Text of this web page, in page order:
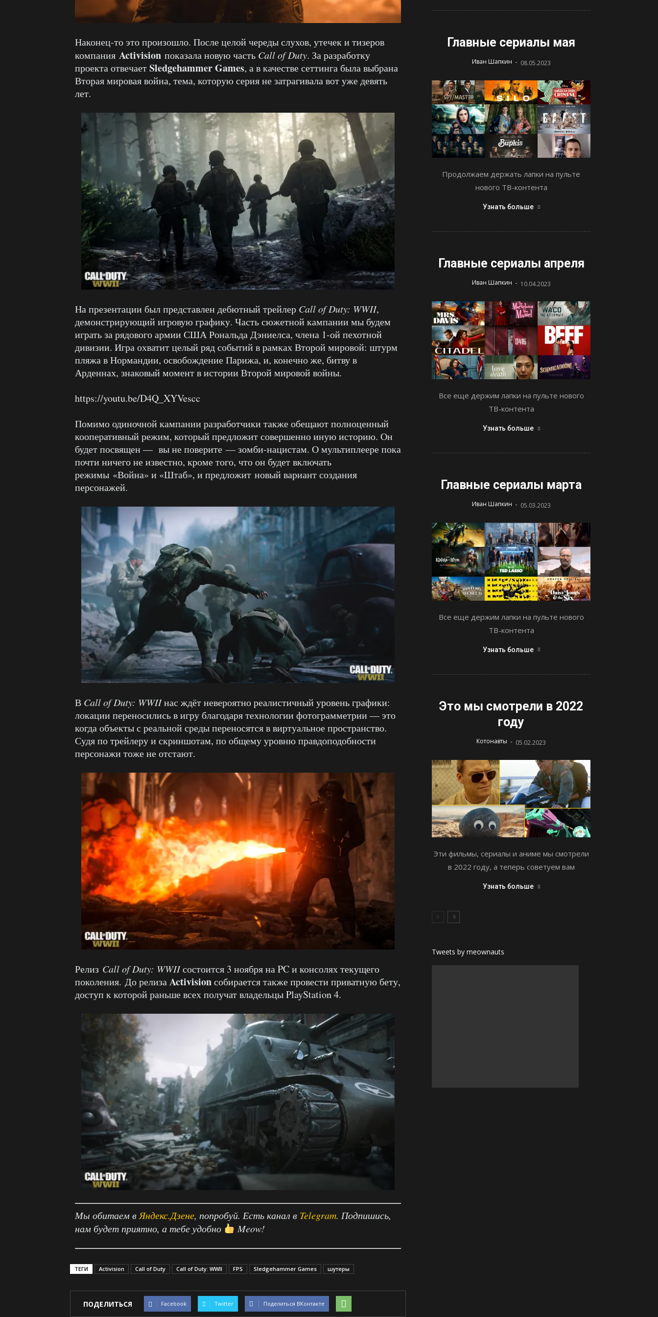
Наконец-то это произошло. После целой череды слухов, утечек и тизеров
компания Activision показала новую часть Call of Duty. За разработку
проекта отвечаетSledgehammerGames, а в качестве сеттинга была выбрана
Вторая мировая война, тема, которую серия не затрагивала вот уже девять
лет.
На презентации был представлен дебютный трейлер Call of Duty: WWII,
демонстрирующий игровую графику. Часть сюжетной кампании мы будем
играть за рядового армии США Рональда Дэниелса, члена 1-ой пехотной
дивизии. Игра охватит целый ряд событий в рамках Второй мировой: штурм
пляжа в Нормандии, освобождение Парижа, и, конечно же, битву в
Арденнах, знаковый момент в истории Второй мировой войны.
https://youtu.be/D4Q_XYVescc
Помимо одиночной кампании разработчики также обещают полноценный
кооперативный режим, который предложит совершенно иную историю. Он
будет посвящен — вы не поверите — зомби-нацистам. О мультиплеере пока
почти ничего не известно, кроме того, что он будет включать
режимы «Война» и «Штаб», и предложит новый вариант создания
персонажей.
В Call of Duty: WWIIнас ждёт невероятно реалистичный уровень графики:
локации переносились в игру благодаря технологии фотограмметрии — это
когда объекты с реальной среды переносятся в виртуальное пространство.
Судя по трейлеру и скриншотам, по общему уровню правдоподобности
персонажи тоже не отстают.
Релиз Call of Duty: WWIIсостоится 3 ноября на PC и консолях текущего
поколения. До релизаActivisionсобирается также провести приватную бету,
доступ к которой раньше всех получат владельцы PlayStation 4.
Мы обитаем вЯндекс.Дзене, попробуй. Есть канал в Telegram. Подпишись,
нам будет приятно, а тебе удобно
Meow!
ТЕГИ Activision Call of Duty Call of Duty: WWII FPS Sledgehammer Games шутеры
ПОДЕЛИТЬСЯ Facebook Twitter Поделиться ВКонтакте
Главные сериалы мая
Иван Шапкин - 08.05.2023
Продолжаем держать лапки на пульте
нового ТВ-контента
Узнать больше
Главные сериалы апреля
Иван Шапкин - 10.04.2023
Все еще держим лапки на пульте нового
ТВ-контента
Узнать больше
Главные сериалы марта
Иван Шапкин - 05.03.2023
Все еще держим лапки на пульте нового
ТВ-контента
Узнать больше
Это мы смотрели в 2022
году
Котонавты - 05.02.2023
Эти фильмы, сериалы и аниме мы смотрели
в 2022 году, а теперь советуем вам
Узнать больше
Tweets by meownauts